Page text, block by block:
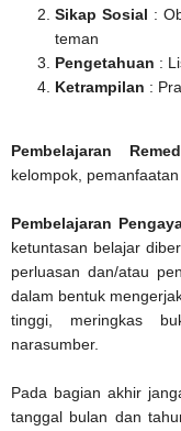
Sikap Sosial :
teman
Pengetahuan :
Ketrampilan :
Pembelajaran
kelompok, pemanfaatan
Pembelajaran
ketuntasan belajar
perluasan dan/atau
dalam bentuk
tinggi, meringkas
narasumber.
Pada bagian akhir
tanggal bulan dan